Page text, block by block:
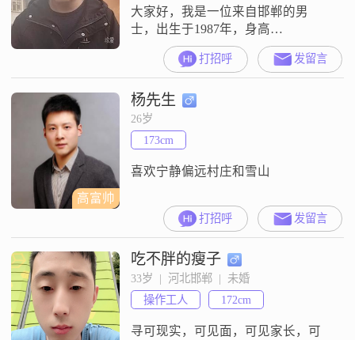
持清醒的头脑，
大家好，我是一位来自邯郸的男
士，出生于1987年，身高
178cm##3002##我的月收入在5001到
8000元之间，目前从事一份稳定的
工作##3002##虽然我的学历是中
专，但我一直保持着学习的热情，
不断提升自己##3002##性格方面，
我自认为是一个稳重可靠的人，责
任感强，对待事情认真负责
##3002##在生活中，
打招呼 发留言
高富帅
杨先生
26岁
173cm
喜欢宁静偏远村庄和雪山
打招呼 发留言
吃不胖的瘦子
33岁  |  河北邯郸  |  未婚
操作工人
172cm
寻可现实，可见面，可见家长，可